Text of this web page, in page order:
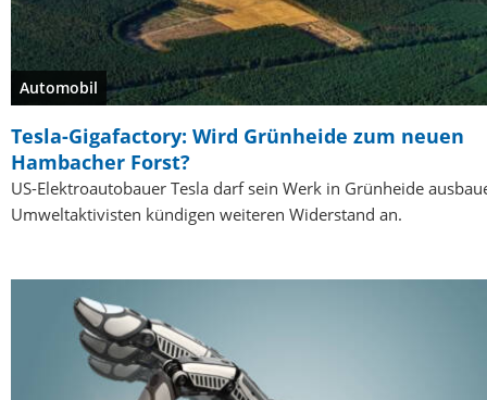
Automobil
Tesla-Gigafactory: Wird Grünheide zum neuen
Hambacher Forst?
US-Elektroautobauer Tesla darf sein Werk in Grünheide
Umweltaktivisten kündigen weiteren Widerstand an.